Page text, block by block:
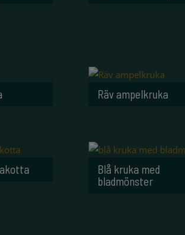
Räv ampelkruka
Blå kruka med
bladmönster